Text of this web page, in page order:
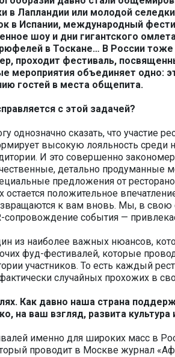
в Лапландии или молодой
в Испании, международный
шоу и дни гигантского
в Тоскане… В России тоже
проходит фестиваль,
мероприятия объединяет одно:
гостей в места общепита.
с этой задачей?
однозначно сказать, что участие
высокую лояльность среди
И это совершенно
детально продуманные
предложения от
остается положительное
к вам вновь. Мы, в свою
сопровождение события —
из наиболее важных нюансов,
фуд-фестивалей, которые
участников. То есть каждый
случайных прохожих в
Как давно наша страна
на ваш взгляд, развита культура
именно для широких масс в
проводит в Москве журнал